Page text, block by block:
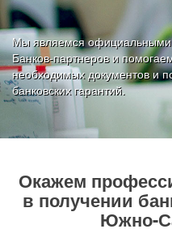
Мы являемся официальными
Банков-партнеров и
необходимых документов и
банковских гарантий.
Окажем
в получении
Южно-